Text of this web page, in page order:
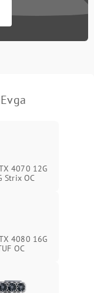
4070 12G
Strix OC
4080 16G
OC